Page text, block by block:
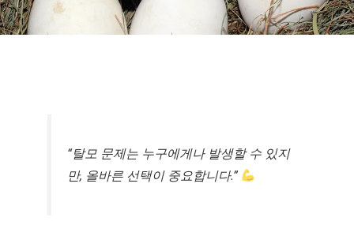
“탈모 문제는 누구에게나 발생할 수 있지
만, 올바른 선택이 중요합니다.”